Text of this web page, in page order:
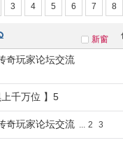
3 4 5 6 7 8
新窗
奇玩家论坛交流
千万位 】5
奇玩家论坛交流 ... 2 3